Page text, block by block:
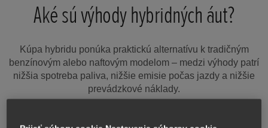
Aké sú výhody hybridných áut?
Kúpa hybridu ponúka praktickú alternatívu k tradičným
benzínovým alebo naftovým modelom – medzi výhody patrí
nižšia spotreba paliva, nižšie emisie počas jazdy a nižšie
prevádzkové náklady.